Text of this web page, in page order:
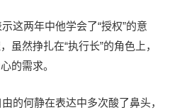
这两年中他学会了“授权”的意
虽然挣扎在“执行长”的角色上，
的需求。
的何静在表达中多次酸了鼻头，